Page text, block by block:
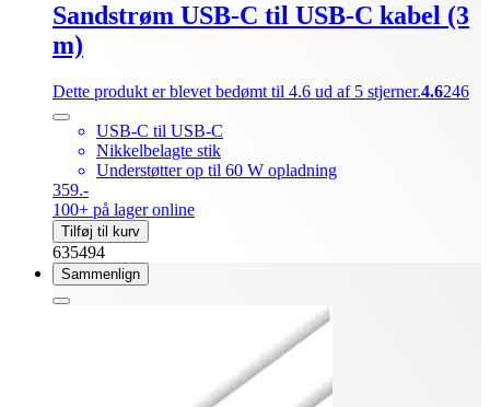
Sandstrøm USB-C til USB-C kabel (3
m)
Dette produkt er blevet bedømt til 4.6 ud af 5 stjerner.4.6246
USB-C til USB-C
Nikkelbelagte stik
Understøtter op til 60 W opladning
359.-
100+ på lager online
Tilføj til kurv
635494
Sammenlign